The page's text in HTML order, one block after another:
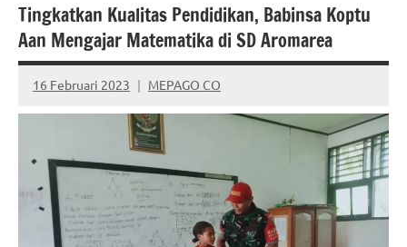
Tingkatkan Kualitas Pendidikan, Babinsa Koptu
Aan Mengajar Matematika di SD Aromarea
16 Februari 2023 MEPAGO CO
No
comments